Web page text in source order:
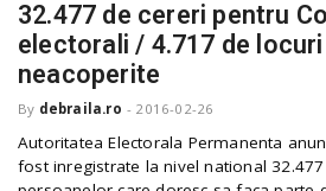
32.477 de cereri pentru
electorali / 4.717 de
neacoperite
By debraila.ro - 2016-02-26
Autoritatea Electorala Permanenta
fost inregistrate la nivel national